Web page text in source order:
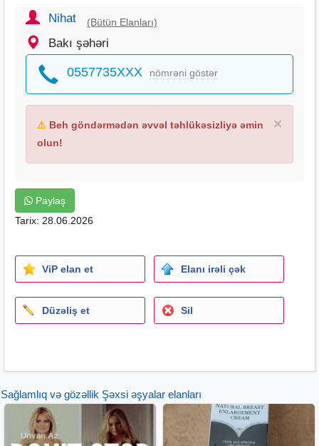
Nihat (Bütün Elanları)
Bakı şəhəri
0557735XXX nömrəni göstər
×
⚠ Beh göndərmədən əvvəl təhlükəsizliyə əmin
olun!
Paylaş
Tarix: 28.06.2026
ViP elan et Elanı irəli çək
Düzəliş et Sil
Sağlamlıq və gözəllik Şəxsi əşyalar elanları